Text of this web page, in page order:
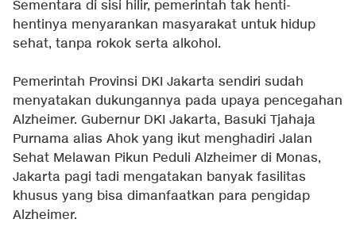
Sementara di sisi hilir, pemerintah tak henti-
hentinya menyarankan masyarakat untuk hidup
sehat, tanpa rokok serta alkohol.
Pemerintah Provinsi DKI Jakarta sendiri sudah
menyatakan dukungannya pada upaya pencegahan
Alzheimer. Gubernur DKI Jakarta, Basuki Tjahaja
Purnama alias Ahok yang ikut menghadiri Jalan
Sehat Melawan Pikun Peduli Alzheimer di Monas,
Jakarta pagi tadi mengatakan banyak fasilitas
khusus yang bisa dimanfaatkan para pengidap
Alzheimer.